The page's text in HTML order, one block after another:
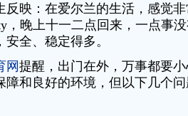
反映：在爱尔兰的生活，感觉
，晚上十一二点回来，一点事
全、稳定得多。
网提醒，出门在外，万事都要
障和良好的环境，但以下几个